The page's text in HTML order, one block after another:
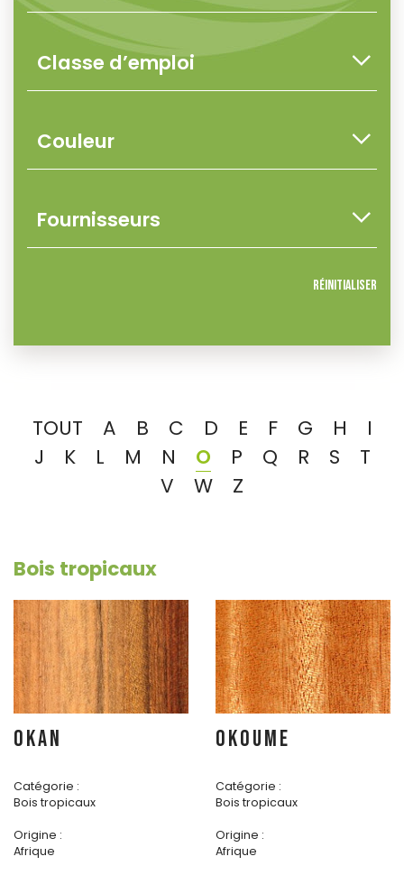
Réinitialiser
TOUT A B C D E F G H
I
J
K L M N O P Q R S
T
V
W Z
Bois tropicaux
OKAN
Catégorie :
Bois tropicaux
Origine :
Afrique
OKOUME
Catégorie :
Bois tropicaux
Origine :
Afrique